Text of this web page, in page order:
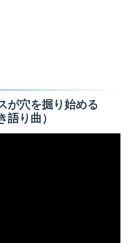
が穴を掘り始める
語り曲）